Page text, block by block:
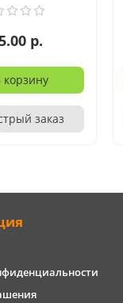
р.
корзину
заказ